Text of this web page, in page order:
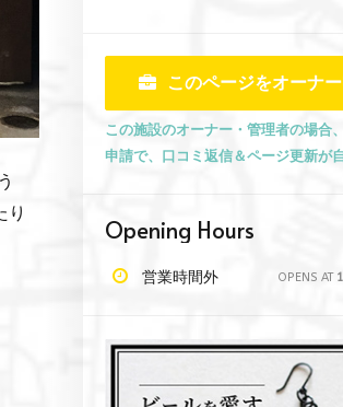
り
このページをオーナ
この施設のオーナー・管理者の場合
申請で、口コミ返信＆ページ更新が
Opening Hours
営業時間外 OPENS AT